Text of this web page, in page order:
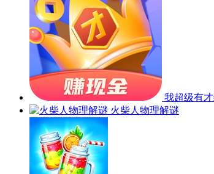
我超级有
火柴人物理解谜